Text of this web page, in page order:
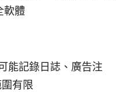
軟體
能記錄日誌、廣告注
有限